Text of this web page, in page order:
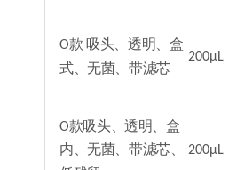
O款 吸头、透明、盒
式、无菌、带滤芯
200μL
O款吸头、透明、盒
内、无菌、带滤芯、
200μL